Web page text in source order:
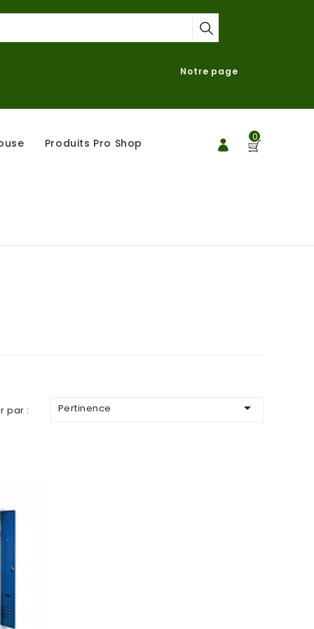
Notre page
0
Produits Pro Shop
par : Pertinence 